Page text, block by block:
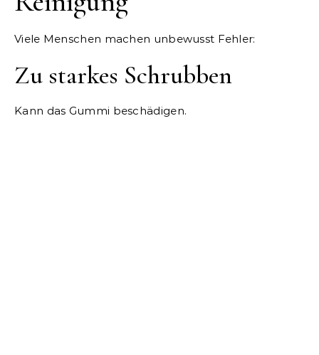
Viele Menschen machen unbewusst Fehler:
Zu starkes Schrubben
Kann das Gummi beschädigen.